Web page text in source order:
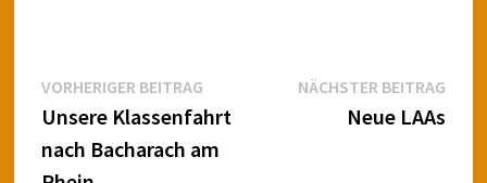
Beitragsnavigation
VORHERIGER BEITRAGVorheriger
Beitrag:
Unsere Klassenfahrt
nach Bacharach am
NÄCHSTER BEITRAG
Neue LAAs